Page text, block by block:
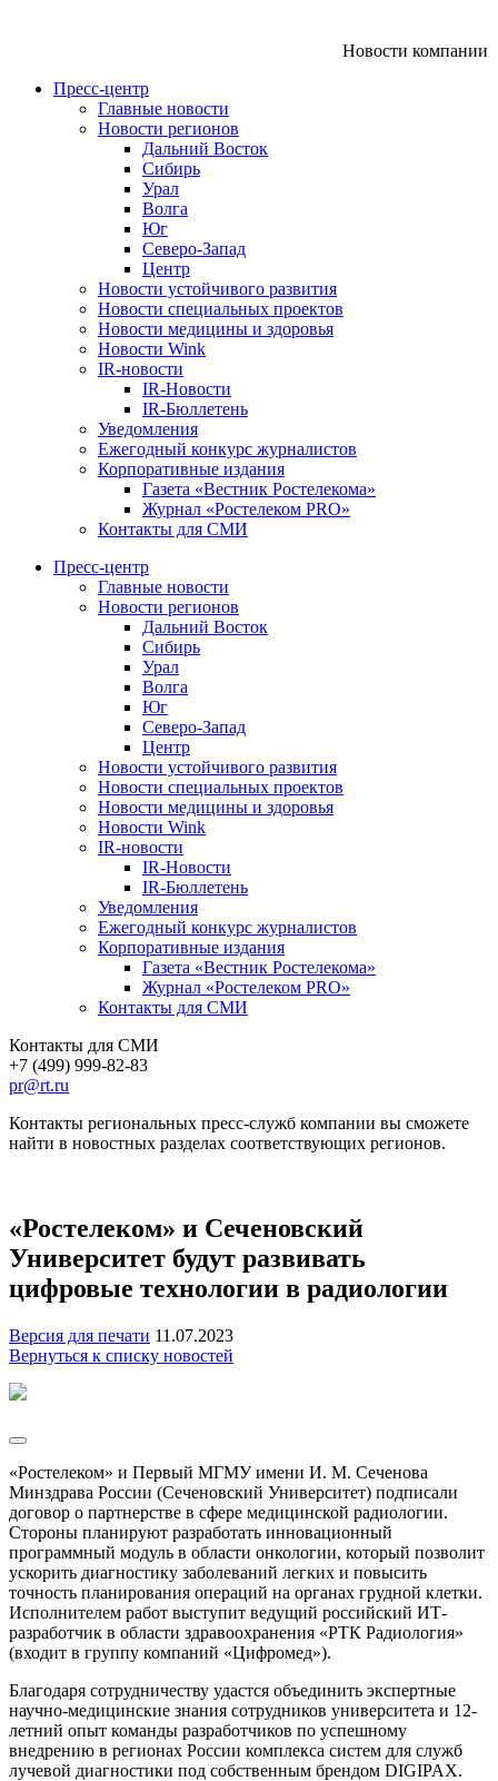
Новости компании
Пресс-центр
Главные новости
Новости регионов
Дальний Восток
Сибирь
Урал
Волга
Юг
Северо-Запад
Центр
Новости устойчивого развития
Новости специальных проектов
Новости медицины и здоровья
Новости Wink
IR-новости
IR-Новости
IR-Бюллетень
Уведомления
Ежегодный конкурс журналистов
Корпоративные издания
Газета «Вестник Ростелекома»
Журнал «Ростелеком PRO»
Контакты для СМИ
Пресс-центр
Главные новости
Новости регионов
Дальний Восток
Сибирь
Урал
Волга
Юг
Северо-Запад
Центр
Новости устойчивого развития
Новости специальных проектов
Новости медицины и здоровья
Новости Wink
IR-новости
IR-Новости
IR-Бюллетень
Уведомления
Ежегодный конкурс журналистов
Корпоративные издания
Газета «Вестник Ростелекома»
Журнал «Ростелеком PRO»
Контакты для СМИ
Контакты для СМИ
+7 (499) 999-82-83
pr@rt.ru
Контакты региональных пресс-служб компании вы сможете
найти в новостных разделах соответствующих регионов.
«Ростелеком» и Сеченовский
Университет будут развивать
цифровые технологии в радиологии
Версия для печати 11.07.2023
Вернуться к списку новостей
«Ростелеком» и Первый МГМУ имени И. М. Сеченова
Минздрава России (Сеченовский Университет) подписали
договор о партнерстве в сфере медицинской радиологии.
Стороны планируют разработать инновационный
программный модуль в области онкологии, который позволит
ускорить диагностику заболеваний легких и повысить
точность планирования операций на органах грудной клетки.
Исполнителем работ выступит ведущий российский ИТ-
разработчик в области здравоохранения «РТК Радиология»
(входит в группу компаний «Цифромед»).
Благодаря сотрудничеству удастся объединить экспертные
научно-медицинские знания сотрудников университета и 12-
летний опыт команды разработчиков по успешному
внедрению в регионах России комплекса систем для служб
лучевой диагностики под собственным брендом DIGIPAX.